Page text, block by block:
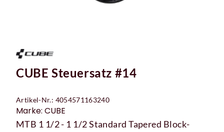
CUBE Steuersatz #14
Artikel-Nr.: 4054571163240
Marke: CUBE
MTB 1 1/2 - 1 1/2 Standard Tapered Block-